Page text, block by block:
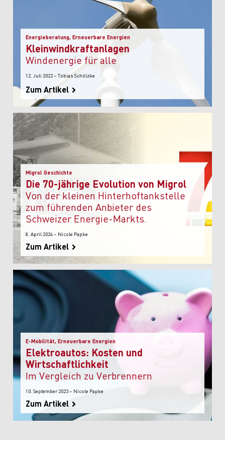
Energieberatung, Erneuerbare Energien
Kleinwindkraftanlagen
Windenergie für alle
12. Juli 2022 – Tobias Schölzke
Zum Artikel
Migrol Geschichte
Die 70-jährige Evolution von Migrol
Von der kleinen Hinterhoftankstelle
zum führenden Anbieter des
Schweizer Energie-Markts.
8. April 2024 – Nicole Papke
Zum Artikel
E-Mobilität, Erneuerbare Energien
Elektroautos: Kosten und
Wirtschaftlichkeit
im Vergleich zu Verbrennern
10. September 2023 – Nicole Papke
Zum Artikel